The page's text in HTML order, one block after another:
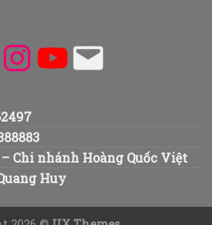
Facebook
Instagram
YouTube
Chi nhánh Hoàng Quốc Việt
Huy